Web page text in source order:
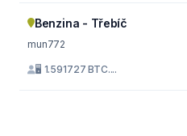
Benzina - Třebíč
mun772
🖥 1.591727 BTC....